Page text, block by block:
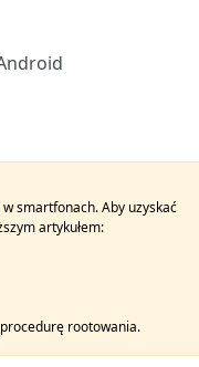
smartfonach. Aby uzyskać
artykułem:
rootowania.